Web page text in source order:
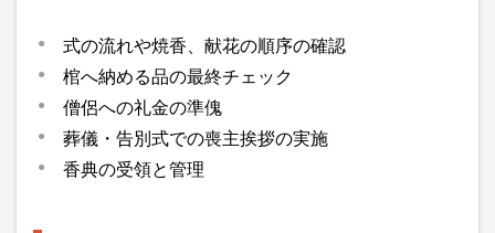
式の流れや焼香、献花の順序の確認
棺へ納める品の最終チェック
僧侶への礼金の準傀
葬儀・告別式での喪主挨拶の実施
香典の受領と管理